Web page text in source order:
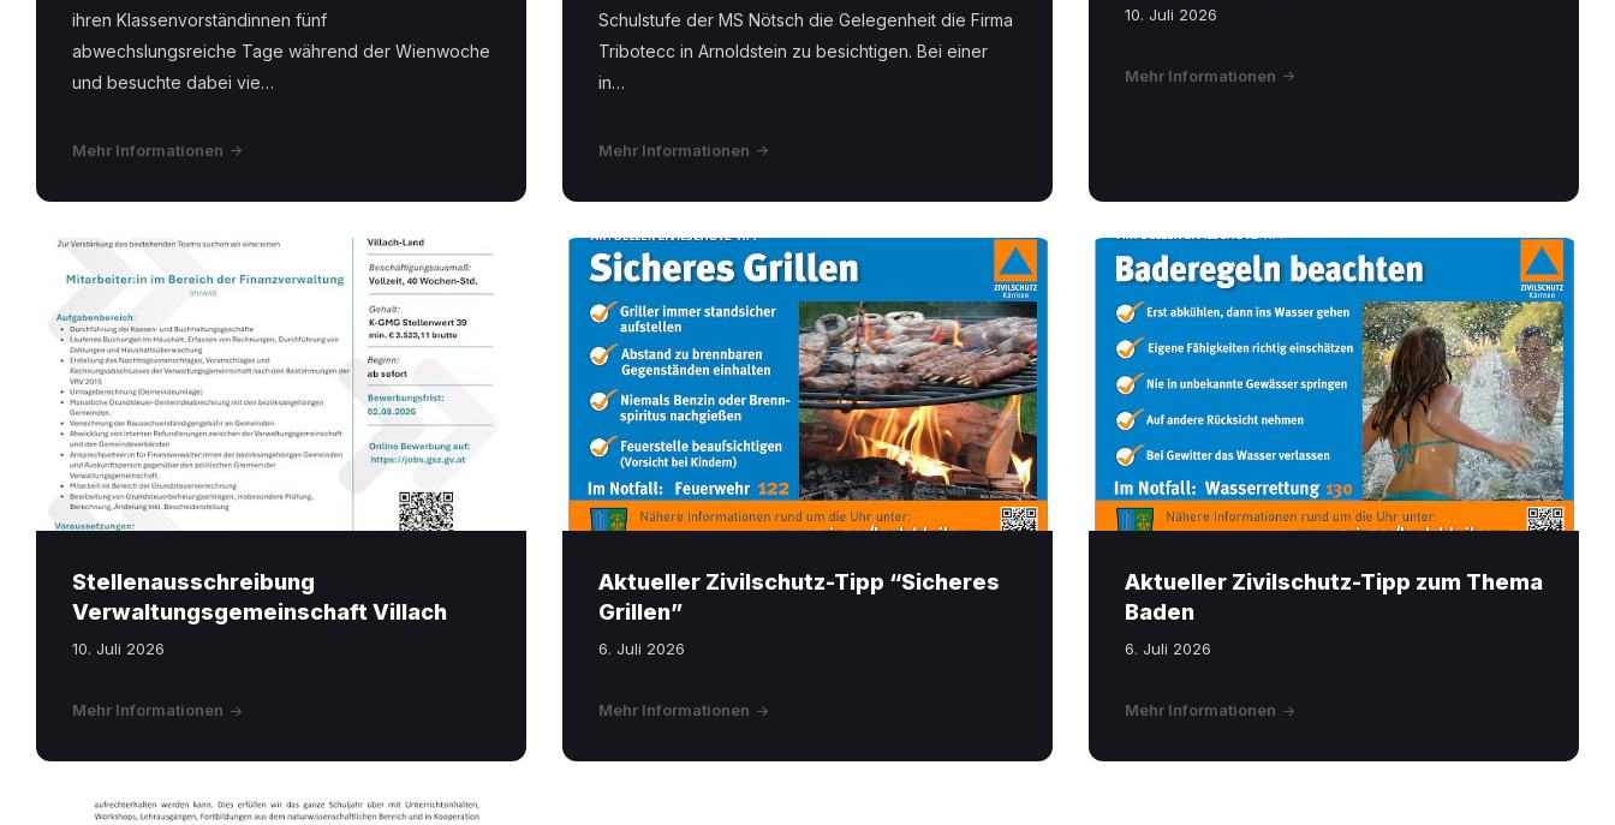
ihren Klassenvorständinnen fünf
abwechslungsreiche Tage während der Wienwoche
und besuchte dabei vie…
Mehr Informationen
Schulstufe der MS Nötsch die Gelegenheit die Firma
Tribotecc in Arnoldstein zu besichtigen. Bei einer
in…
Mehr Informationen
10. Juli 2026
Mehr Informationen
Stellenausschreibung
Finanzverwaltung
Verwaltungsgemeinschaft
Villach.pdf
Stellenausschreibung
Verwaltungsgemeinschaft Villach
10. Juli 2026
Mehr Informationen
Grillen-
Bad
Bleiberg.pdf
Aktueller Zivilschutz-Tipp “Sicheres
Grillen”
6. Juli 2026
Mehr Informationen
Baden-
Bad
Bleiberg.pdf
Aktueller Zivilschutz-Tipp zum Thema
Baden
6. Juli 2026
Mehr Informationen